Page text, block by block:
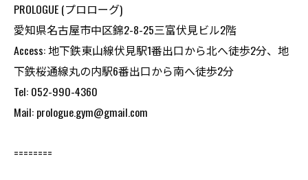
PROLOGUE (プロローグ)
愛知県名古屋市中区錦2-8-25三富伏見ビル2階
Access: 地下鉄東山線伏見駅1番出口から北へ徒歩2分、地
下鉄桜通線丸の内駅6番出口から南へ徒歩2分
Tel: 052-990-4360
Mail: prologue.gym@gmail.com
========